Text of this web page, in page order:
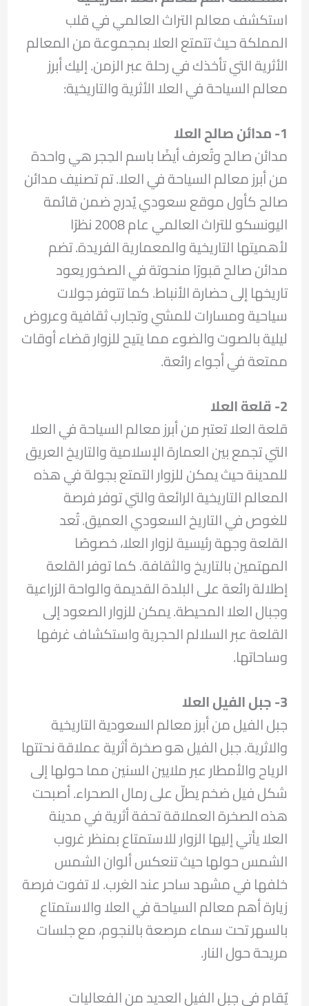
استكشف معالم التراث العالمي في قلب
المملكة حيث تتمتع العلا بمجموعة من المعالم
الأثرية التي تأخذك في رحلة عبر الزمن. إليك أبرز
معالم السياحة في العلا الأثرية والتاريخية:
1- مدائن صالح العلا
مدائن صالح وتُعرف أيضًا باسم الحِجر هي واحدة
من أبرز معالم السياحة في العلا. تم تصنيف مدائن
صالح كأول موقع سعودي يُدرج ضمن قائمة
اليونسكو للتراث العالمي عام 2008 نظرًا
لأهميتها التاريخية والمعمارية الفريدة. تضم
مدائن صالح قبورًا منحوتة في الصخور يعود
تاريخها إلى حضارة الأنباط. كما تتوفر جولات
سياحية ومسارات للمشي وتجارب ثقافية وعروض
ليلية بالصوت والضوء مما يتيح للزوار قضاء أوقات
ممتعة في أجواء رائعة.
2- قلعة العلا
قلعة العلا تعتبر من أبرز معالم السياحة في العلا
التي تجمع بين العمارة الإسلامية والتاريخ العريق
للمدينة حيث يمكن للزوار التمتع بجولة في هذه
المعالم التاريخية الرائعة والتي توفر فرصة
للغوص في التاريخ السعودي العميق. تُعد
القلعة وجهة رئيسية لزوار العلا، خصوصًا
المهتمين بالتاريخ والثقافة. كما توفر القلعة
إطلالة رائعة على البلدة القديمة والواحة الزراعية
وجبال العلا المحيطة. يمكن للزوار الصعود إلى
القلعة عبر السلالم الحجرية واستكشاف غرفها
وساحاتها.
3- جبل الفيل العلا
جبل الفيل من أبرز معالم السعودية التاريخية
والاثرية. جبل الفيل هو صخرة أثرية عملاقة نحتتها
الرياح والأمطار عبر ملايين السنين مما حولها إلى
شكل فيل ضخم يطلّ على رمال الصحراء. أصبحت
هذه الصخرة العملاقة تحفة أثرية في مدينة
العلا يأتي إليها الزوار للاستمتاع بمنظر غروب
الشمس حولها حيث تنعكس ألوان الشمس
خلفها في مشهد ساحر عند الغرب. لا تفوت فرصة
زيارة أهم معالم السياحة في العلا والاستمتاع
بالسهر تحت سماء مرصعة بالنجوم، مع جلسات
مريحة حول النار.
يٌقام في جبل الفيل العديد من الفعاليات